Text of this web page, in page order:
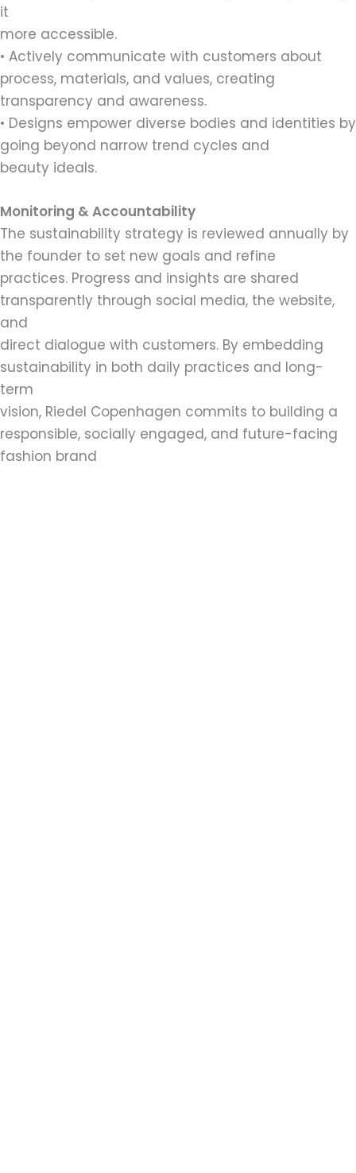
it
more accessible.
• Actively communicate with customers about
process, materials, and values, creating
transparency and awareness.
• Designs empower diverse bodies and identities by
going beyond narrow trend cycles and
beauty ideals.
Monitoring & Accountability
The sustainability strategy is reviewed annually by
the founder to set new goals and refine
practices. Progress and insights are shared
transparently through social media, the website,
and
direct dialogue with customers. By embedding
sustainability in both daily practices and long-
term
vision, Riedel Copenhagen commits to building a
responsible, socially engaged, and future-facing
fashion brand